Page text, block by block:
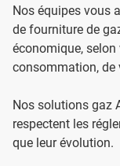
Nos équipes vous
de fourniture de
économique, selon
consommation, de
Nos solutions gaz
respectent les
que leur évolution.